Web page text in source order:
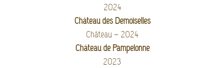
2024
Château des Demoiselles
Château – 2024
Château de Pampelonne
2023